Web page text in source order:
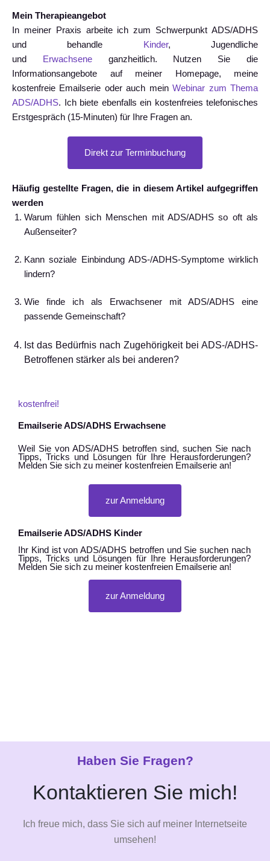
Mein Therapieangebot
In meiner Praxis arbeite ich zum Schwerpunkt ADS/ADHS
und behandle
Kinder, Jugendliche
und
Erwachseneganzheitlich. Nutzen Sie die
Informationsangebote auf meiner Homepage, meine
kostenfreie Emailserie oder auch meinWebinar zum Thema
ADS/ADHS. Ich biete ebenfalls ein kostenfreies telefonisches
Erstgespräch (15-Minuten) für Ihre Fragen an.
Direkt zur Terminbuchung
Häufig gestellte Fragen, die in diesem Artikel aufgegriffen
werden
Warum fühlen sich Menschen mit ADS/ADHS so oft als
Außenseiter?
Kann soziale Einbindung ADS-/ADHS-Symptome wirklich
lindern?
Wie finde ich als Erwachsener mit ADS/ADHS eine
passende Gemeinschaft?
Ist das Bedürfnis nach Zugehörigkeit bei ADS-/ADHS-
Betroffenen stärker als bei anderen?
kostenfrei!
Emailserie ADS/ADHS Erwachsene
Weil Sie von ADS/ADHS betroffen sind, suchen Sie nach
Tipps, Tricks und Lösungen für Ihre Herausforderungen?
Melden Sie sich zu meiner kostenfreien Emailserie an!
zur Anmeldung
Emailserie ADS/ADHS Kinder
Ihr Kind ist von ADS/ADHS betroffen und Sie suchen nach
Tipps, Tricks und Lösungen für Ihre Herausforderungen?
Melden Sie sich zu meiner kostenfreien Emailserie an!
zur Anmeldung
Haben Sie Fragen?
Kontaktieren Sie mich!
Ich freue mich, dass Sie sich auf meiner Internetseite
umsehen!